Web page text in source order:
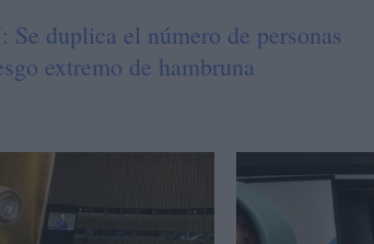
Se duplica el número de personas
extremo de hambruna